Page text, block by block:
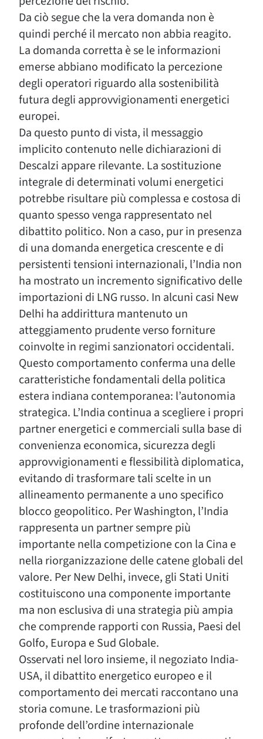
Da ciò segue che la vera domanda non è
quindi perché il mercato non abbia reagito.
La domanda corretta è se le informazioni
emerse abbiano modificato la percezione
degli operatori riguardo alla sostenibilità
futura degli approvvigionamenti energetici
europei.
Da questo punto di vista, il messaggio
implicito contenuto nelle dichiarazioni di
Descalzi appare rilevante. La sostituzione
integrale di determinati volumi energetici
potrebbe risultare più complessa e costosa di
quanto spesso venga rappresentato nel
dibattito politico. Non a caso, pur in presenza
di una domanda energetica crescente e di
persistenti tensioni internazionali, l’India non
ha mostrato un incremento significativo delle
importazioni di LNG russo. In alcuni casi New
Delhi ha addirittura mantenuto un
atteggiamento prudente verso forniture
coinvolte in regimi sanzionatori occidentali.
Questo comportamento conferma una delle
caratteristiche fondamentali della politica
estera indiana contemporanea: l’autonomia
strategica. L’India continua a scegliere i propri
partner energetici e commerciali sulla base di
convenienza economica, sicurezza degli
approvvigionamenti e flessibilità diplomatica,
evitando di trasformare tali scelte in un
allineamento permanente a uno specifico
blocco geopolitico. Per Washington, l’India
rappresenta un partner sempre più
importante nella competizione con la Cina e
nella riorganizzazione delle catene globali del
valore. Per New Delhi, invece, gli Stati Uniti
costituiscono una componente importante
ma non esclusiva di una strategia più ampia
che comprende rapporti con Russia, Paesi del
Golfo, Europa e Sud Globale.
Osservati nel loro insieme, il negoziato India-
USA, il dibattito energetico europeo e il
comportamento dei mercati raccontano una
storia comune. Le trasformazioni più
profonde dell’ordine internazionale